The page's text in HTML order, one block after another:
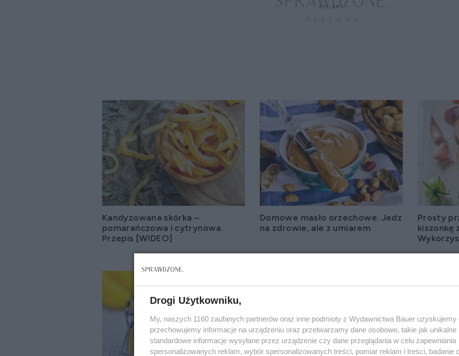
Kandyzowana skórka –
pomarańczowa i cytrynowa.
Przepis [WIDEO]
Domowe masło orzechowe. Jedz
na zdrowie, ale z umiarem
Prosty
kiszonkę
Drogi Użytkowniku,
My, naszych 1160 zaufanych partnerów oraz inne podmioty z Wydawnictwa Bauer uzyskujemy
przechowujemy informacje na urządzeniu oraz przetwarzamy dane osobowe, takie jak unikalne
standardowe informacje wysyłane przez urządzenie czy dane przeglądania w celu zapewniania
spersonalizowanych reklam, wybór spersonalizowanych treści, pomiar reklam i treści, badanie